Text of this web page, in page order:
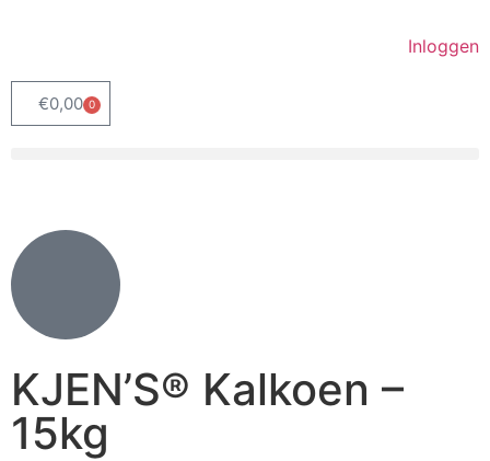
Inloggen
€0,00 0
KJEN’S® Kalkoen –
15kg